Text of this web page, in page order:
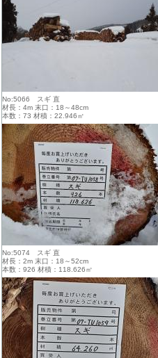
No:5066 スギ 直
材長：4m 末口：18～48cm
本数：73 材積：22.946㎥
No:5074 スギ 直
材長：2m 末口：18～52cm
本数：926 材積：118.626㎥